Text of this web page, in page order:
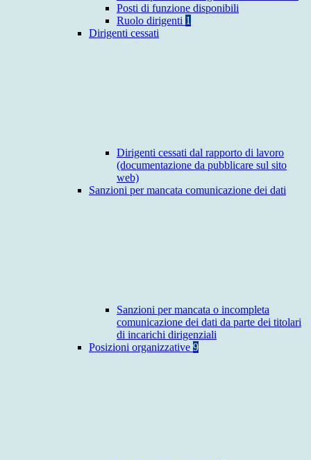
Posti di funzione disponibili
Ruolo dirigenti 1
Dirigenti cessati
Dirigenti cessati dal rapporto di lavoro
(documentazione da pubblicare sul sito
web)
Sanzioni per mancata comunicazione dei dati
Sanzioni per mancata o incompleta
comunicazione dei dati da parte dei titolari
di incarichi dirigenziali
Posizioni organizzative 9